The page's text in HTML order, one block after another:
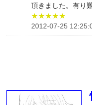
頂きました。有り
★★★★★
2012-07-25